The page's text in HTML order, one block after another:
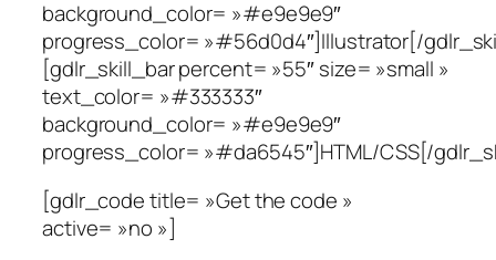
background_color= »#e9e9e9″
progress_color= »#56d0d4″]Illustrator[/
[gdlr_skill_bar percent= »55″ size= »small »
text_color= »#333333″
background_color= »#e9e9e9″
progress_color= »#da6545″]HTML/CSS[/
[gdlr_code title= »Get the code »
active= »no »]